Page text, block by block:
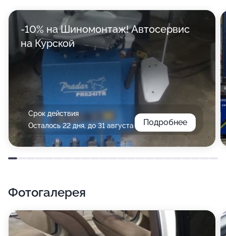
-10% на Шиномонтаж! Автосервис
на Курской
Срок действия
Осталось 22 дня, до 31 августа
Подробнее
Фотогалерея